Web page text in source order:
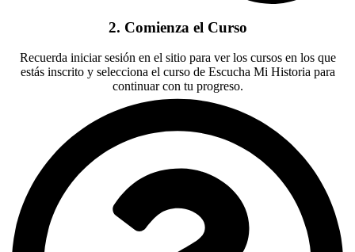
2. Comienza el Curso
Recuerda iniciar sesión en el sitio para ver los cursos en los que
estás inscrito y selecciona el curso de Escucha Mi Historia para
continuar con tu progreso.